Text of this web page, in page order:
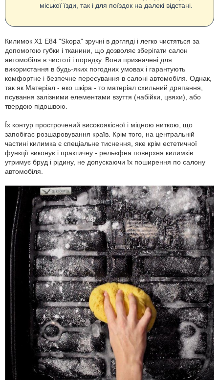
міської їзди, так і для поїздок на далекі відстані.
Килимок X1 Е84 "Skopa" зручні в догляді і легко чистяться за
допомогою губки і тканини, що дозволяє зберігати салон
автомобіля в чистоті і порядку. Вони призначені для
використання в будь-яких погодних умовах і гарантують
комфортне і безпечне пересування в салоні автомобіля. Однак,
так як Матеріал - еко шкіра - то матеріал схильний дряпання,
псування залізними елементами взуття (набійки, цвяхи), або
твердою підошвою.
Їх контур прострочений високоякісної і міцною ниткою, що
запобігає розшаровування країв. Крім того, на центральній
частині килимка є спеціальне тиснення, яке крім естетичної
функції виконує і практичну - рельєфна поверхня килимків
утримує бруд і рідину, не допускаючи їх поширення по салону
автомобіля.